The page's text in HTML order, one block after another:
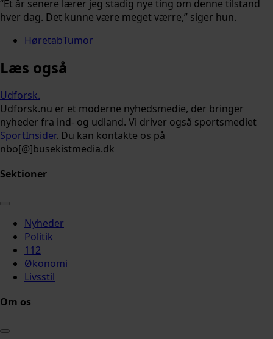
“Et år senere lærer jeg stadig nye ting om denne tilstand
hver dag. Det kunne være meget værre,” siger hun.
HøretabTumor
Læs også
Udforsk.
Udforsk.nu er et moderne nyhedsmedie, der bringer
nyheder fra ind- og udland. Vi driver også sportsmediet
SportInsider. Du kan kontakte os på
nbo[@]busekistmedia.dk
Sektioner
Nyheder
Politik
112
Økonomi
Livsstil
Om os